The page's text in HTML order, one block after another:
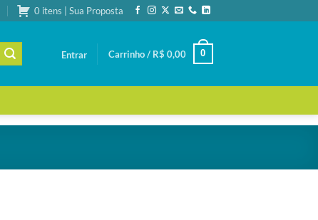
0 itens | Sua Proposta
Entrar Carrinho / R$ 0,00 0